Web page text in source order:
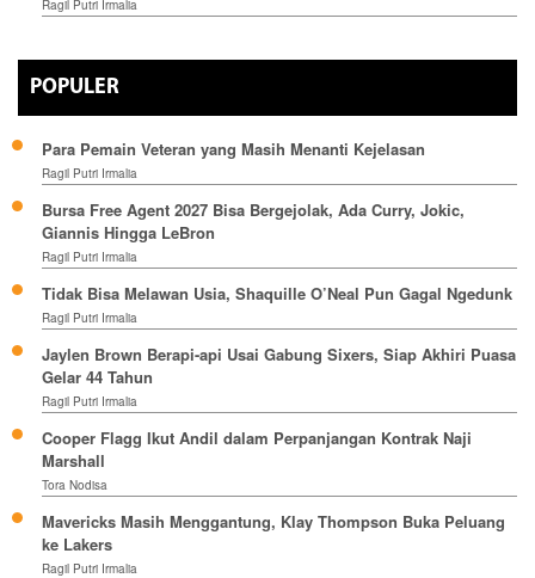
Ragil Putri Irmalia
POPULER
Para Pemain Veteran yang Masih Menanti Kejelasan
Ragil Putri Irmalia
Bursa Free Agent 2027 Bisa Bergejolak, Ada Curry, Jokic,
Giannis Hingga LeBron
Ragil Putri Irmalia
Tidak Bisa Melawan Usia, Shaquille O’Neal Pun Gagal Ngedunk
Ragil Putri Irmalia
Jaylen Brown Berapi-api Usai Gabung Sixers, Siap Akhiri Puasa
Gelar 44 Tahun
Ragil Putri Irmalia
Cooper Flagg Ikut Andil dalam Perpanjangan Kontrak Naji
Marshall
Tora Nodisa
Mavericks Masih Menggantung, Klay Thompson Buka Peluang
ke Lakers
Ragil Putri Irmalia